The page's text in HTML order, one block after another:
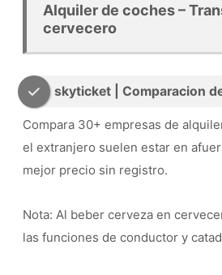
Alquiler de coches –
cervecero
skyticket | Comparacion
Compara 30+ empresas de
el extranjero suelen estar en
mejor precio sin registro.
Nota: Al beber cerveza en
las funciones de conductor y